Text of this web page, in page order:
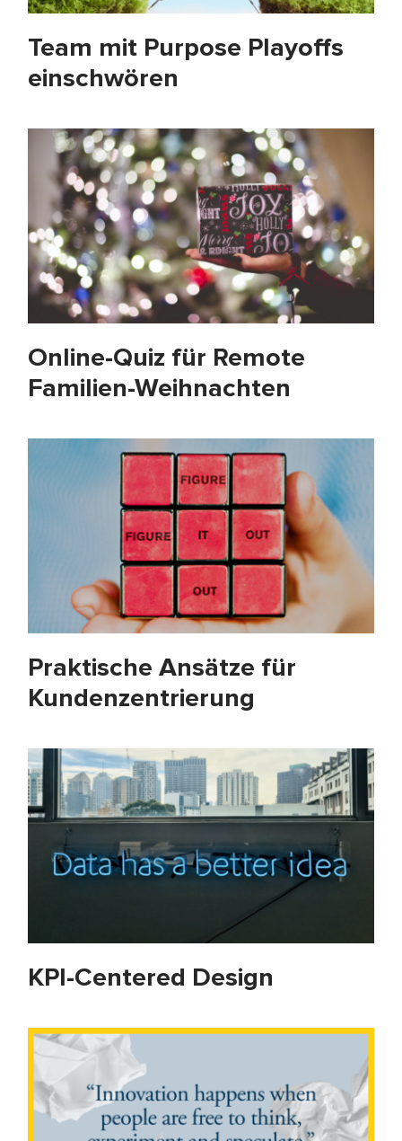
Team mit Purpose Playoffs
einschwören
Online-Quiz für Remote
Familien-Weihnachten
Praktische Ansätze für
Kundenzentrierung
KPI-Centered Design